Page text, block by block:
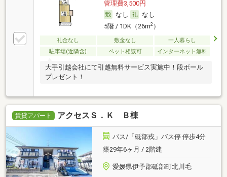
管理費3,500円
なし
なし
5階 / 1DK（26m2）
礼金なし 敷金なし
一人暮らし
駐車場(近隣含)
ペット相談可 インターネット無料
大手引越会社にて引越無料サービス実施中！段ボール
プレゼント！
賃貸アパート アクセスＳ．Ｋ Ｂ棟
バス/「砥部戎」バス停 停歩4分
築29年6ヶ月 / 2階建
愛媛県伊予郡砥部町北川毛